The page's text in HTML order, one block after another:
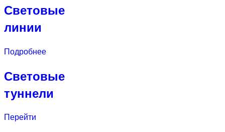
Световые
линии
Подробнее
Световые
туннели
Перейти